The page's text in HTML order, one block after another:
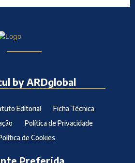
by ARDglobal
Editorial
Ficha Técnica
Política de Privacidade
de Cookies
Preferida